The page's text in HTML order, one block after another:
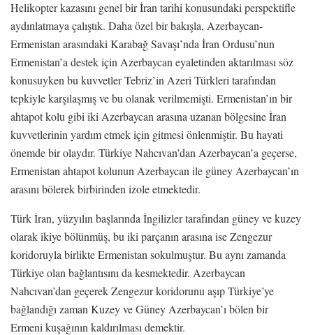
Helikopter kazasını genel bir İran tarihi konusundaki perspektifle
aydınlatmaya çalıştık. Daha özel bir bakışla, Azerbaycan-
Ermenistan arasındaki Karabağ Savaşı’nda İran Ordusu’nun
Ermenistan’a destek için Azerbaycan eyaletinden aktarılması söz
konusuyken bu kuvvetler Tebriz’in Azeri Türkleri tarafından
tepkiyle karşılaşmış ve bu olanak verilmemişti. Ermenistan’ın bir
ahtapot kolu gibi iki Azerbaycan arasına uzanan bölgesine İran
kuvvetlerinin yardım etmek için gitmesi önlenmiştir. Bu hayati
önemde bir olaydır. Türkiye Nahcıvan’dan Azerbaycan’a geçerse,
Ermenistan ahtapot kolunun Azerbaycan ile güney Azerbaycan’ın
arasını bölerek birbirinden izole etmektedir.
Türk İran, yüzyılın başlarında İngilizler tarafından güney ve kuzey
olarak ikiye bölünmüş, bu iki parçanın arasına ise Zengezur
koridoruyla birlikte Ermenistan sokulmuştur. Bu aynı zamanda
Türkiye olan bağlantısını da kesmektedir. Azerbaycan
Nahcıvan’dan geçerek Zengezur koridorunu aşıp Türkiye’ye
bağlandığı zaman Kuzey ve Güney Azerbaycan’ı bölen bir
Ermeni kuşağının kaldırılması demektir.